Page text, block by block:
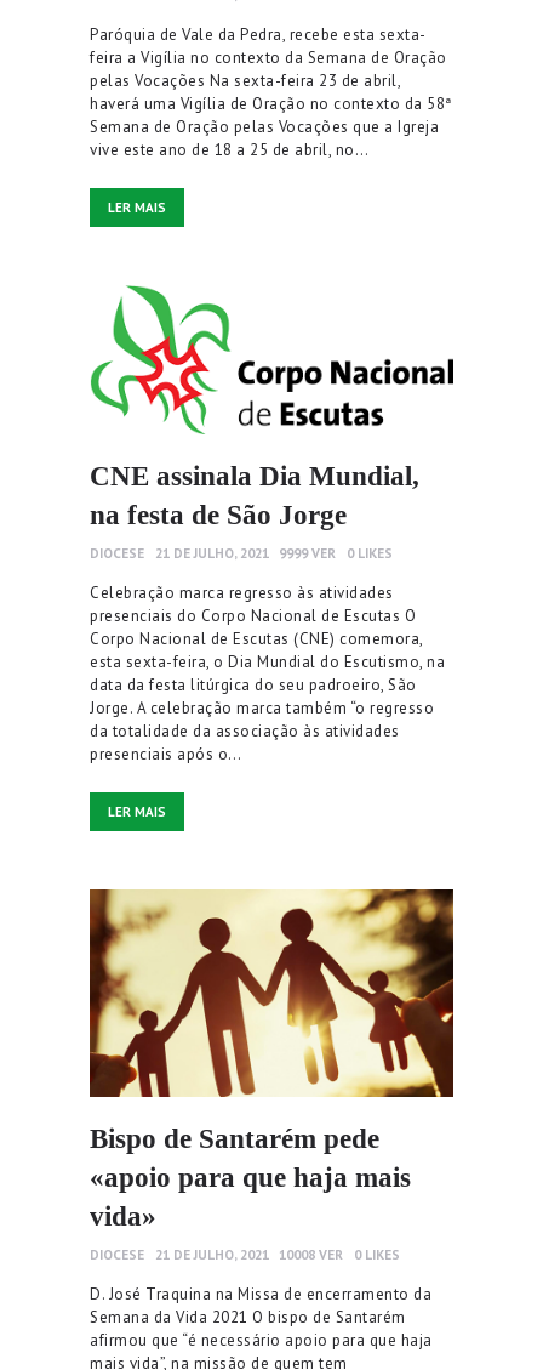
Paróquia de Vale da Pedra, recebe esta sexta-
feira a Vigília no contexto da Semana de Oração
pelas Vocações Na sexta-feira 23 de abril,
haverá uma Vigília de Oração no contexto da 58ª
Semana de Oração pelas Vocações que a Igreja
vive este ano de 18 a 25 de abril, no…
LER MAIS
CNE assinala Dia Mundial,
na festa de São Jorge
DIOCESE 21 DE JULHO, 2021 9999VER 0 LIKES
Celebração marca regresso às atividades
presenciais do Corpo Nacional de Escutas O
Corpo Nacional de Escutas (CNE) comemora,
esta sexta-feira, o Dia Mundial do Escutismo, na
data da festa litúrgica do seu padroeiro, São
Jorge. A celebração marca também “o regresso
da totalidade da associação às atividades
presenciais após o…
LER MAIS
Bispo de Santarém pede
«apoio para que haja mais
vida»
DIOCESE 21 DE JULHO, 2021 10008 VER 0 LIKES
D. José Traquina na Missa de encerramento da
Semana da Vida 2021 O bispo de Santarém
afirmou que “é necessário apoio para que haja
mais vida”, na missão de quem tem